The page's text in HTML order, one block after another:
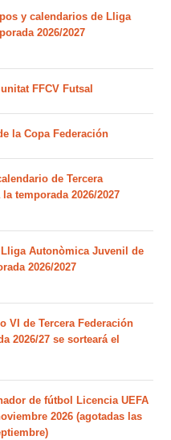
y calendarios de Lliga
2026/2027
FFCV Futsal
la Copa Federación
de Tercera
temporada 2026/2027
Autonòmica Juvenil de
2026/2027
VI de Tercera Federación
2026/27 se sorteará el
de fútbol Licencia UEFA
2026 (agotadas las